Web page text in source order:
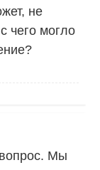
не
чего могло
Мы